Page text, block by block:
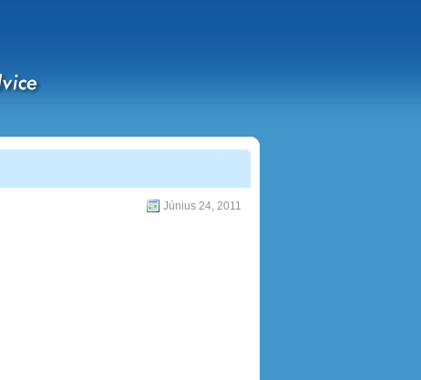
Június 24, 2011